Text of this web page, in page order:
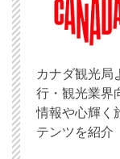
カナダ観光局
行・観光業界
情報や心輝く
テンツを紹介